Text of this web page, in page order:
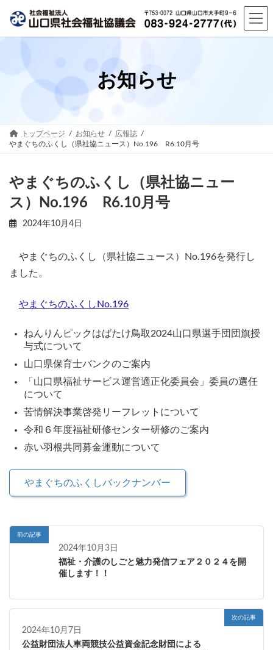
お知らせ
トップページ お知らせ
広報誌
やまぐちのふくし（県社協ニュース）No.196 R6.10月号
やまぐちのふくし（県社協ニュー
ス）No.196 R6.10月号
2024年10月4日
やまぐちのふくし（県社協ニュース）No.196を発行し
ました。
やまぐちのふくしNo.196
ねんりんピックはばたけ鳥取2024山口県選手団団旗授
与式について
山口県保育士バンクのご案内
「山口県福祉サービス運営適正化委員会」委員の選任
について
苦情解決事業啓発リーフレットについて
令和６年度福祉研修センター研修のご案内
赤い羽根共同募金運動について
やまぐちのふくしバックナンバー
前の記事
福祉・介護のしごと魅力発信フェア２０２４を開
催します！！
2024年10月3日
次の記事
公益財団法人車両競技公益資金記念財団による
2024年10月7日